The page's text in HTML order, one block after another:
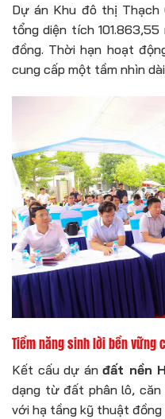
Dự án Khu đô thị Thạch
tổng diện tích
đồng. Thời hạn hoạt
cung cấp một tầm nhìn
Tiềm năng sinh lời bền vững
Kết cấu dự án đất nền
dạng từ đất phân lô, căn
với hạ tầng kỹ thuật